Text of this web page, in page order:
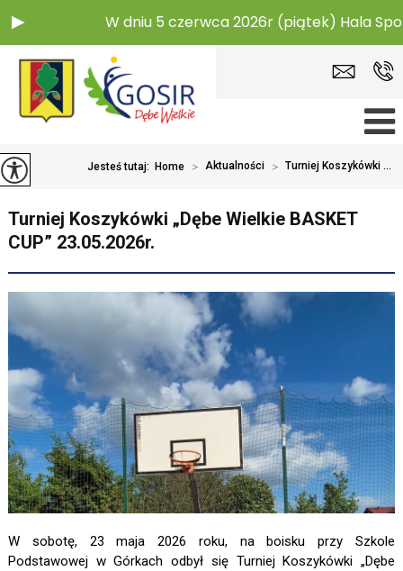
W dniu 5 czerwca 2026r (piątek) Hala
Jesteś tutaj: Home > Aktualności > Turniej Koszykówki ...
Turniej Koszykówki „Dębe Wielkie BASKET
CUP” 23.05.2026r.
W sobotę, 23 maja 2026 roku, na boisku przy Szkole
Podstawowej w Górkach odbył się Turniej Koszykówki „Dębe